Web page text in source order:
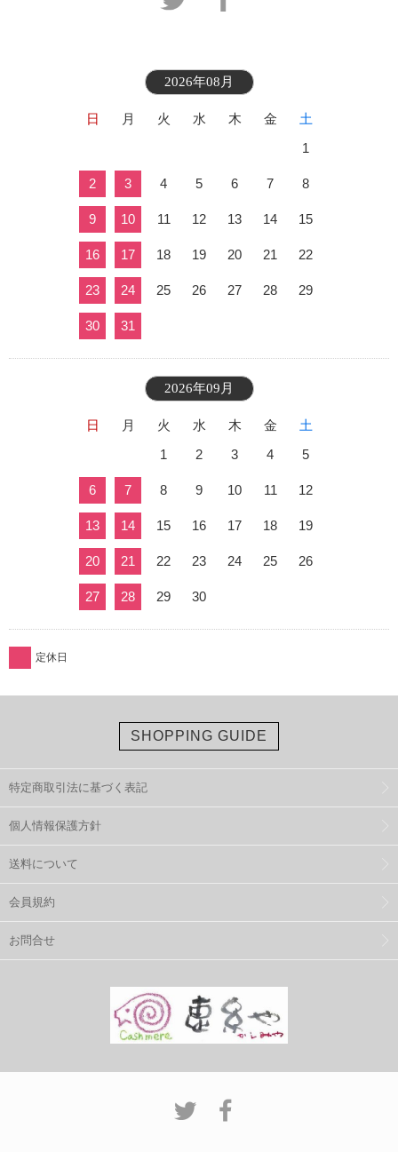
2026年08月
日 月 火 水 木 金
土
1
2 3 4 5 6 7 8
9 10 11 12 13 14 15
16 17 18 19 20 21 22
23 24 25 26 27 28 29
30 31
2026年09月
日 月 火 水 木 金
土
1
2 3 4 5
6 7 8 9 10 11 12
13 14 15 16 17 18 19
20 21 22 23 24 25 26
27 28 29 30
定休日
SHOPPING GUIDE
特定商取引法に基づく表記
個人情報保護方針
送料について
会員規約
お問合せ